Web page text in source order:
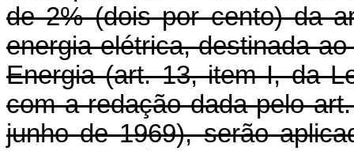
de 2% (dois por cento) da
energia elétrica, destinada
Energia (art. 13, item I, da
com a redação dada pelo
junho de 1969), serão